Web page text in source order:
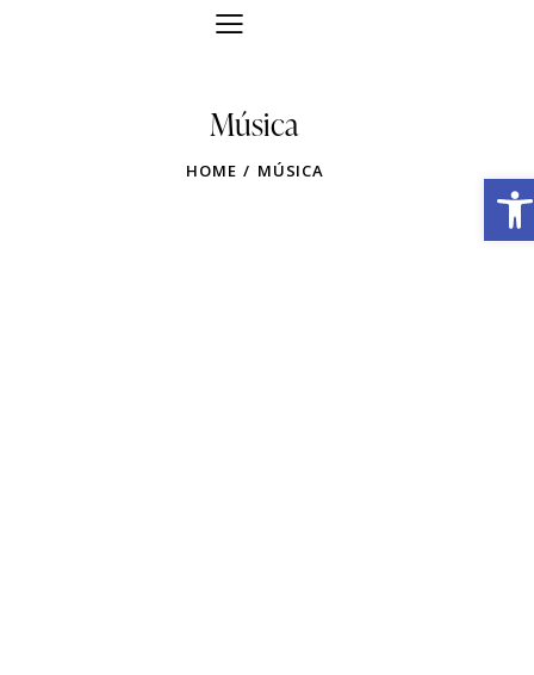
Obre la barra d'eines
Música
HOME MÚSICA